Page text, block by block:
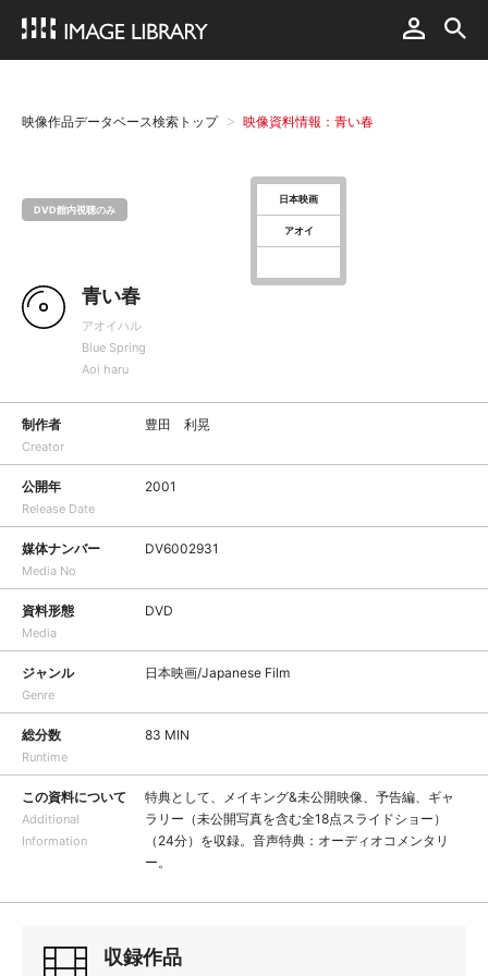
映像作品データベース検索トップ 映像資料情報：青い春
DVD館内視聴のみ
日本映画
アオイ
青い春
アオイハル
Blue Spring
Aoi haru
制作者
Creator
豊田 利晃
公開年
Release Date
2001
媒体ナンバー
Media No
DV6002931
資料形態
Media
DVD
ジャンル
Genre
日本映画/Japanese Film
総分数
Runtime
83 MIN
この資料について
Additional
Information
特典として、メイキング&未公開映像、予告編、ギャ
ラリー（未公開写真を含む全18点スライドショー）
（24分）を収録。音声特典：オーディオコメンタリ
ー。
収録作品